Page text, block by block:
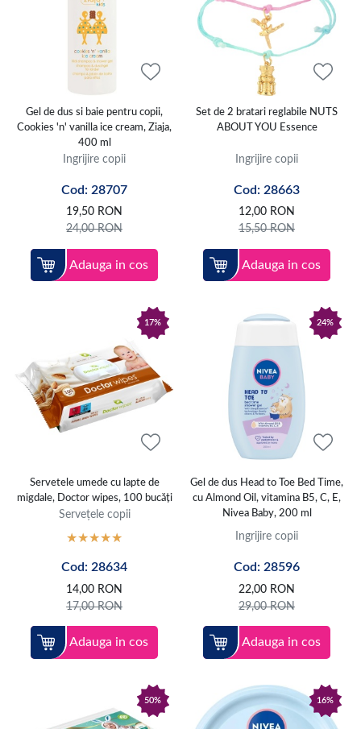
Gel de dus si baie pentru copii,
Cookies 'n' vanilla ice cream, Ziaja,
400 ml
Ingrijire copii
Cod: 28707
19,50 RON
24,00RON
Adauga in cos
Set de 2 bratari reglabile NUTS
ABOUT YOU Essence
Ingrijire copii
Cod: 28663
12,00 RON
15,50RON
Adauga in cos
17%
Servetele umede cu lapte de
migdale, Doctor wipes, 100 bucăți
Servețele copii
Cod: 28634
14,00 RON
17,00RON
Adauga in cos
24%
Gel de dus Head to Toe Bed Time,
cu Almond Oil, vitamina B5, C, E,
Nivea Baby, 200 ml
Ingrijire copii
Cod: 28596
22,00 RON
29,00RON
Adauga in cos
50% 16%